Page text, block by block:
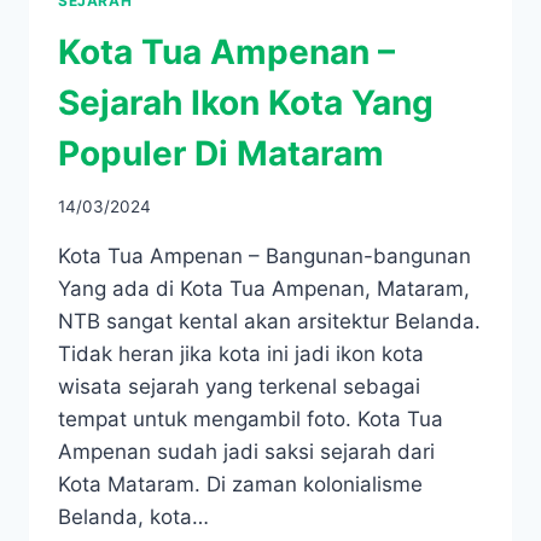
Kota Tua Ampenan –
Sejarah Ikon Kota Yang
Populer Di Mataram
14/03/2024
Kota Tua Ampenan – Bangunan-bangunan
Yang ada di Kota Tua Ampenan, Mataram,
NTB sangat kental akan arsitektur Belanda.
Tidak heran jika kota ini jadi ikon kota
wisata sejarah yang terkenal sebagai
tempat untuk mengambil foto. Kota Tua
Ampenan sudah jadi saksi sejarah dari
Kota Mataram. Di zaman kolonialisme
Belanda, kota…